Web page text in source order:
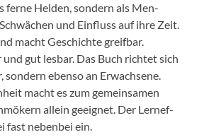
ferne Helden, son­dern als Men­
und Ein­fluss auf ihre Zeit.
macht Geschichte greif­bar.
und gut les­bar. Das Buch richtet sich
son­dern eben­so an Erwach­sene.
macht es zum gemein­samen
allein geeignet. Der Lern­ef­
fast neben­bei ein.